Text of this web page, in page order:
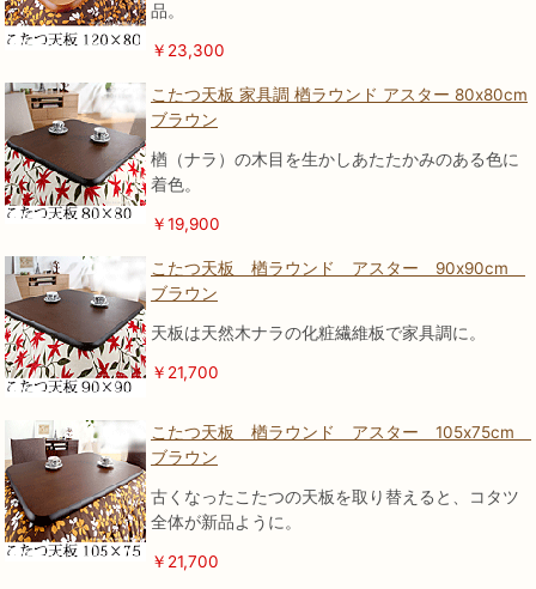
品。
￥23,300
こたつ天板 家具調 楢ラウンド アスター 80x80cm
ブラウン
楢（ナラ）の木目を生かしあたたかみのある色に
着色。
￥19,900
こたつ天板 楢ラウンド アスター 90x90cm
ブラウン
天板は天然木ナラの化粧繊維板で家具調に。
￥21,700
こたつ天板 楢ラウンド アスター 105x75cm
ブラウン
古くなったこたつの天板を取り替えると、コタツ
全体が新品ように。
￥21,700